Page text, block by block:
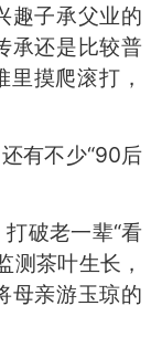
趣子承父业的
承还是比较普
摸爬滚打，
有不少“90后
破老一辈“看
测茶叶生长，
母亲游玉琼的